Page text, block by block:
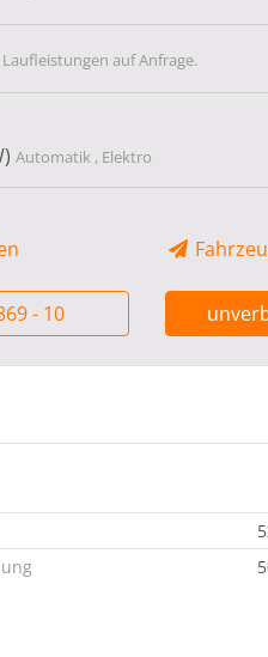
auf Anfrage.
Automatik , Elektro
- 10